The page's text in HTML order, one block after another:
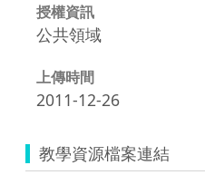
授權資訊
公共領域
上傳時間
2011-12-26
教學資源檔案連結